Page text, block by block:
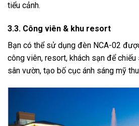
tiểu cảnh.
3.3. Công viên & khu resort
Bạn có thể sử dụng đèn NCA-02
công viên, resort, khách sạn để
sân vườn, tạo bố cục ánh sáng mỹ